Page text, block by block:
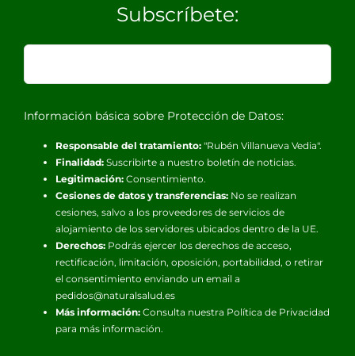
Subscríbete:
Información básica sobre Protección de Datos:
Responsable del tratamiento:"Rubén Villanueva Vedia".
Finalidad:Suscribirte a nuestro boletín de noticias.
Legitimación:Consentimiento.
Cesiones de datos y transferencias:No se realizan
cesiones, salvo a los proveedores de servicios de
alojamiento de los servidores ubicados dentro de la UE.
Derechos:Podrás ejercer los derechos de acceso,
rectificación, limitación, oposición, portabilidad, o retirar
el consentimiento enviando un email a
pedidos@naturalsalud.es
Más información:Consulta nuestra Política de Privacidad
para más información.